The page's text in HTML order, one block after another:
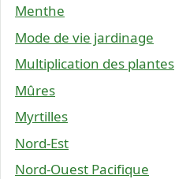
Menthe
Mode de vie jardinage
Multiplication des plantes
Mûres
Myrtilles
Nord-Est
Nord-Ouest Pacifique